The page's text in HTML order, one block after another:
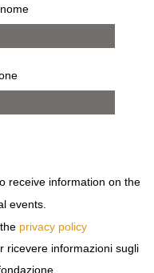
2003
D’ARTISTA
OF VISUAL ARTS DI
SETTANTA ERA IN
UN FORTE
receive information on the
events.
privacy policy
ricevere informazioni sugli